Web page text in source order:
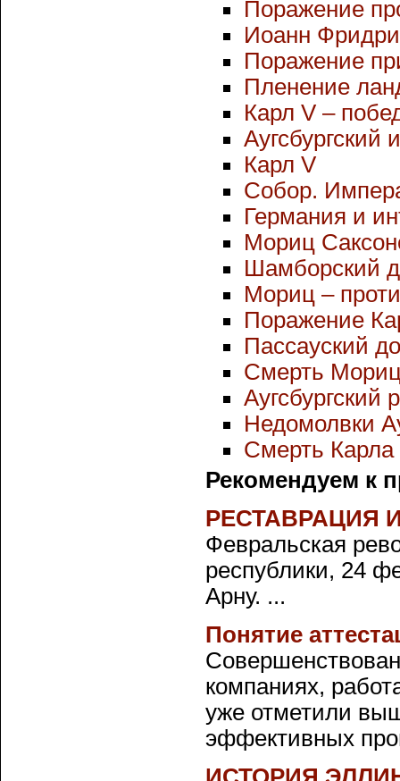
Поражение
Иоанн
Поражение
Пленение
Карл V –
Аугсбургский
Карл V
Собор.
Германия и
Мориц
Шамборский
Мориц –
Поражение
Пассауский
Смерть
Аугсбургский
Недомолвки
Смерть Карла
Рекомендуем к
РЕСТАВРАЦИЯ
Февральская
республики, 24
Арну. ...
Понятие
компаниях,
уже отметили
эффективных